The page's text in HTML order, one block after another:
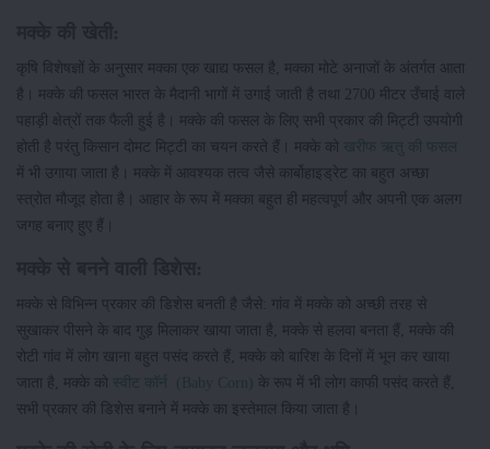
कृषि विशेषज्ञों के अनुसार मक्का एक खाद्य फसल है, मक्का मोटे अनाजों के अंतर्गत आता
है। मक्के की फसल भारत के मैदानी भागों में उगाई जाती है तथा 2700 मीटर उँचाई वाले
पहाड़ी क्षेत्रों तक फैली हुई है। मक्के की फसल के लिए सभी प्रकार की मिट्टी उपयोगी
होती है परंतु किसान दोमट मिट्टी का चयन करते हैं। मक्के को खरीफ ऋतु की फसल
में भी उगाया जाता है। मक्के में आवश्यक तत्व जैसे कार्बोहाइड्रेट का बहुत अच्छा
स्त्रोत मौजूद होता है। आहार के रूप में मक्का बहुत ही महत्वपूर्ण और अपनी एक अलग
जगह बनाए हुए हैं।
मक्के से विभिन्न प्रकार की डिशेस बनती है जैसे: गांव में मक्के को अच्छी तरह से
सुखाकर पीसने के बाद गुड़ मिलाकर खाया जाता है, मक्के से हलवा बनता हैं, मक्के की
रोटी गांव में लोग खाना बहुत पसंद करते हैं, मक्के को बारिश के दिनों में भून कर खाया
जाता है, मक्के को स्वीट कॉर्न (Baby Corn) के रूप में भी लोग काफी पसंद करते हैं,
सभी प्रकार की डिशेस बनाने में मक्के का इस्तेमाल किया जाता है।